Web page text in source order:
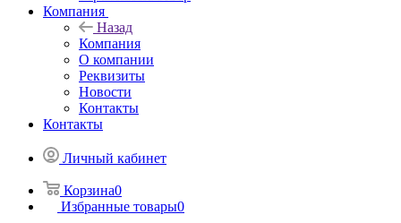
Компания
Назад
Компания
О компании
Реквизиты
Новости
Контакты
Контакты
Личный кабинет
Корзина0
Избранные товары0